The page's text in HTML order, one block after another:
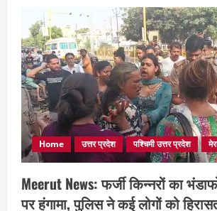
Home उत्तर प्रदेश पश्चिमी उत्तर प्रदेश
Meerut News: फर्जी किन्नरों का
पर हंगामा, पुलिस ने कई लोगों को